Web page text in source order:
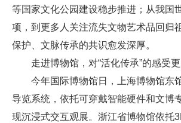
等国家文化公园建设稳步推进；从我国
项，到更多人关注流失文物艺术品回归
保护、文脉传承的共识愈发深厚。
走进博物馆，对“活化传承”的感受更
今年国际博物馆日，上海博物馆东
导览系统，依托可穿戴智能硬件和文博
现沉浸式交互观展。浙江省博物馆依托